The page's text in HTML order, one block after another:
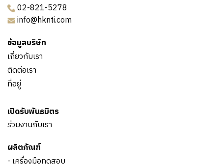
02-821-5278
info@hknti.com
ข้อมูลบริษัท
เกี่ยวกับเรา
ติดต่อเรา
ที่อยู่
เปิดรับพันธมิตร
ร่วมงานกับเรา
ผลิตภัณฑ์
- เครื่องมือทดสอบ